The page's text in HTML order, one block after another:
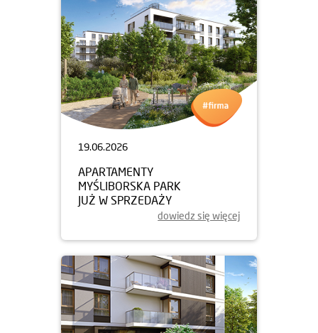
19.06.2026
APARTAMENTY
MYŚLIBORSKA PARK
JUŻ W SPRZEDAŻY
dowiedz się więcej